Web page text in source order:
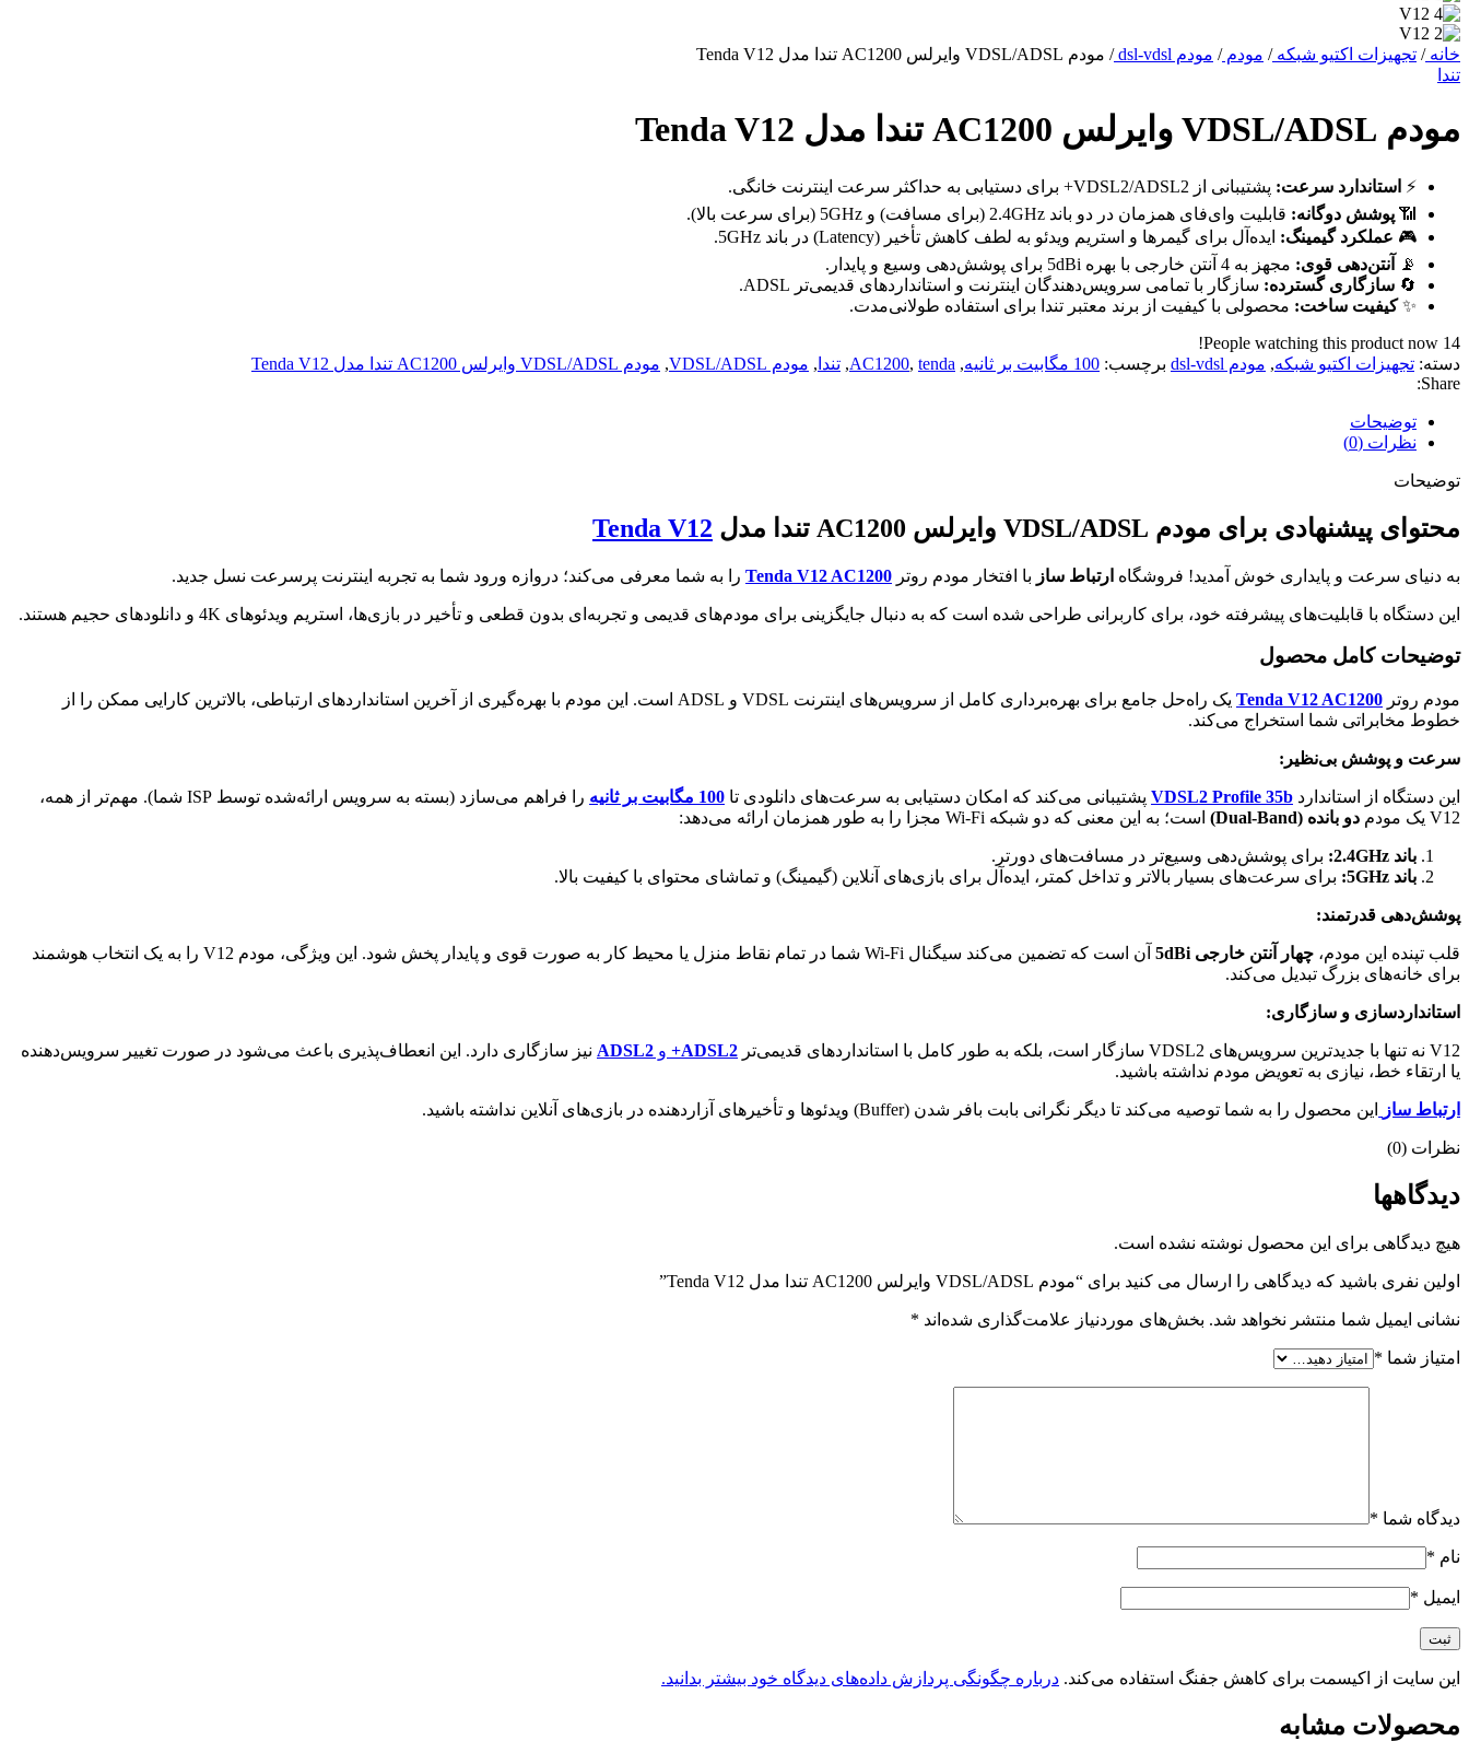
خانه/ تجهیزات اکتیو شبکه/ مودم/ مودم dsl-vdsl / مودم VDSL/ADSL وایرلس AC1200 تندا مدل Tenda V12
تندا
مودم VDSL/ADSL وایرلس AC1200 تندا مدل Tenda V12
⚡️ استاندارد سرعت: پشتیبانی از VDSL2/ADSL2+ برای دستیابی به حداکثر سرعت اینترنت خانگی.
📶 پوشش دوگانه: قابلیت وای‌فای همزمان در دو باند 2.4GHz (برای مسافت) و 5GHz (برای سرعت بالا).
🎮 عملکرد گیمینگ: ایده‌آل برای گیمرها و استریم ویدئو به لطف کاهش تأخیر (Latency) در باند 5GHz.
📡
آنتن‌دهی قوی: مجهز به 4 آنتن خارجی با بهره 5dBi برای پوشش‌دهی وسیع و پایدار.
🔄 سازگاری گسترده: سازگار با تمامی سرویس‌دهندگان اینترنت و استانداردهای قدیمی‌تر ADSL.
✨کیفیت ساخت: محصولی با کیفیت از برند معتبر تندا برای استفاده طولانی‌مدت.
14
People watching this product now!
دسته: تجهیزات اکتیو شبکه, مودم dsl-vdsl برچسب: 100 مگابیت بر ثانیه ,
AC1200, tenda
, تندا , مودم VDSL/ADSL , مودم VDSL/ADSL وایرلس AC1200 تندا مدل Tenda V12
Share:
توضیحات
نظرات (0)
توضیحات
محتوای پیشنهادی برای مودم VDSL/ADSL وایرلس AC1200 تندا مدل Tenda V12
به دنیای سرعت و پایداری خوش آمدید! فروشگاه ارتباط ساز با افتخار مودم روتر Tenda V12 AC1200 را به شما معرفی می‌کند؛ دروازه ورود شما به تجربه اینترنت پرسرعت نسل جدید.
این دستگاه با قابلیت‌های پیشرفته خود، برای کاربرانی طراحی شده است که به دنبال جایگزینی برای مودم‌های قدیمی و تجربه‌ای بدون قطعی و تأخیر در بازی‌ها، استریم ویدئوهای 4K و دانلودهای حجیم هستند.
توضیحات کامل محصول
مودم روتر Tenda V12 AC1200
یک راه‌حل جامع برای بهره‌برداری کامل از سرویس‌های اینترنت VDSL و ADSL است. این مودم با بهره‌گیری از آخرین استانداردهای ارتباطی، بالاترین کارایی ممکن را از
خطوط مخابراتی شما استخراج می‌کند.
سرعت و پوشش بی‌نظیر:
این دستگاه از استاندارد VDSL2 Profile 35b پشتیبانی می‌کند که امکان دستیابی به سرعت‌های دانلودی تا 100 مگابیت بر ثانیه
را فراهم می‌سازد (بسته به سرویس ارائه‌شده توسط ISP شما). مهم‌تر از همه،
V12 یک مودم
دو بانده (Dual-Band) است؛ به این معنی که دو شبکه Wi-Fi مجزا را به طور همزمان ارائه می‌دهد:
باند 2.4GHz:
برای پوشش‌دهی وسیع‌تر در مسافت‌های دورتر.
باند 5GHz:
برای سرعت‌های بسیار بالاتر و تداخل کمتر، ایده‌آل برای بازی‌های آنلاین (گیمینگ) و تماشای محتوای با کیفیت بالا.
پوشش‌دهی قدرتمند:
قلب تپنده این مودم، چهار آنتن خارجی 5dBi
آن است که تضمین می‌کند سیگنال Wi-Fi شما در تمام نقاط منزل یا محیط کار به صورت قوی و پایدار پخش شود. این ویژگی، مودم V12 را به یک انتخاب هوشمند
برای خانه‌های بزرگ تبدیل می‌کند.
استانداردسازی و سازگاری:
V12 نه تنها با جدیدترین سرویس‌های VDSL2 سازگار است، بلکه به طور کامل با استانداردهای قدیمی‌تر ADSL2+ و ADSL2 نیز سازگاری دارد. این انعطاف‌پذیری باعث می‌شود در صورت تغییر سرویس‌دهنده
یا ارتقاء خط، نیازی به تعویض مودم نداشته باشید.
ارتباط ساز این محصول را به شما توصیه می‌کند تا دیگر نگرانی بابت بافر شدن (Buffer) ویدئوها و تأخیرهای آزاردهنده در بازی‌های آنلاین نداشته باشید.
نظرات (0)
دیدگاهها
هیچ دیدگاهی برای این محصول نوشته نشده است.
اولین نفری باشید که دیدگاهی را ارسال می کنید برای “مودم VDSL/ADSL وایرلس AC1200 تندا مدل Tenda V12”
نشانی ایمیل شما منتشر نخواهد شد. بخش‌های موردنیاز علامت‌گذاری شده‌اند *
امتیاز شما *
دیدگاه شما *
نام *
ایمیل *
این سایت از اکیسمت برای کاهش جفنگ استفاده می‌کند. درباره چگونگی پردازش داده‌های دیدگاه خود بیشتر بدانید.
محصولات مشابه